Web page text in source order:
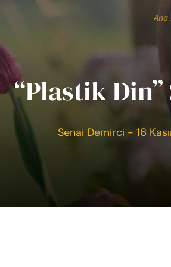
Ana
“Plastik Din”
Senai Demirci - 16